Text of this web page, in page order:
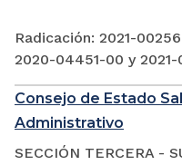
Radicación: 2021-
2020-04451-00 y 2021-
Consejo de Estado
Administrativo
SECCIÓN TERCERA -